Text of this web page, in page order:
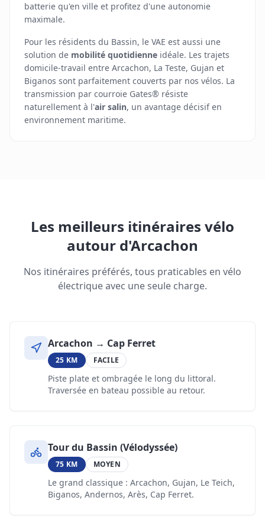
batterie qu'en ville et profitez d'une autonomie
maximale.
Pour les résidents du Bassin, le VAE est aussi une
solution de mobilité quotidienne idéale. Les trajets
domicile-travail entre Arcachon, La Teste, Gujan et
Biganos sont parfaitement couverts par nos vélos. La
transmission par courroie Gates® résiste
naturellement à l'air salin, un avantage décisif en
environnement maritime.
Les meilleurs itinéraires vélo
autour d'Arcachon
Nos itinéraires préférés, tous praticables en vélo
électrique avec une seule charge.
Arcachon → Cap Ferret
25 KM FACILE
Piste plate et ombragée le long du littoral.
Traversée en bateau possible au retour.
Tour du Bassin (Vélodyssée)
75 KM MOYEN
Le grand classique : Arcachon, Gujan, Le Teich,
Biganos, Andernos, Arès, Cap Ferret.